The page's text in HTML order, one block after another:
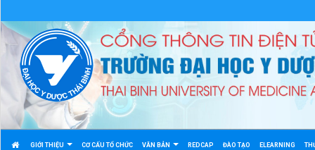
GIỚI THIỆU CƠ CẤU TỔ CHỨC VĂN BẢN REDCAP ĐÀO TẠO ELEARNING